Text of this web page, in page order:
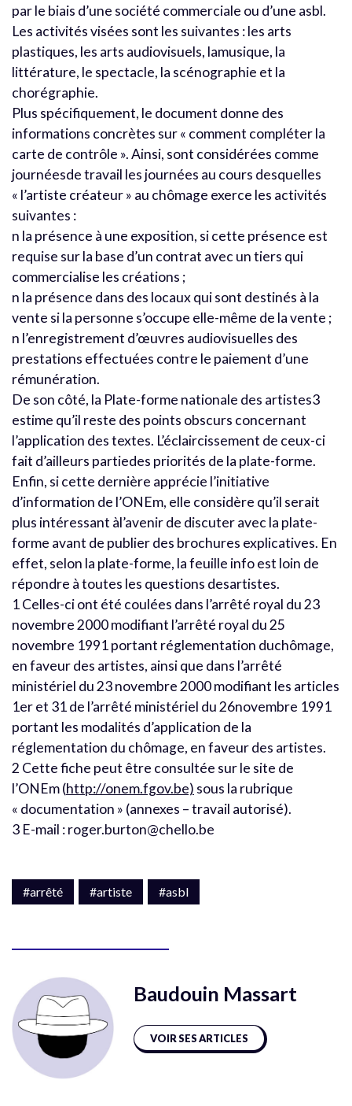
par le biais d’une société commerciale ou d’une asbl.
Les activités visées sont les suivantes : les arts
plastiques, les arts audiovisuels, lamusique, la
littérature, le spectacle, la scénographie et la
chorégraphie.
Plus spécifiquement, le document donne des
informations concrètes sur « comment compléter la
carte de contrôle ». Ainsi, sont considérées comme
journéesde travail les journées au cours desquelles
« l’artiste créateur » au chômage exerce les activités
suivantes :
n la présence à une exposition, si cette présence est
requise sur la base d’un contrat avec un tiers qui
commercialise les créations ;
n la présence dans des locaux qui sont destinés à la
vente si la personne s’occupe elle-même de la vente ;
n l’enregistrement d’œuvres audiovisuelles des
prestations effectuées contre le paiement d’une
rémunération.
De son côté, la Plate-forme nationale des artistes3
estime qu’il reste des points obscurs concernant
l’application des textes. L’éclaircissement de ceux-ci
fait d’ailleurs partiedes priorités de la plate-forme.
Enfin, si cette dernière apprécie l’initiative
d’information de l’ONEm, elle considère qu’il serait
plus intéressant àl’avenir de discuter avec la plate-
forme avant de publier des brochures explicatives. En
effet, selon la plate-forme, la feuille info est loin de
répondre à toutes les questions desartistes.
1 Celles-ci ont été coulées dans l’arrêté royal du 23
novembre 2000 modifiant l’arrêté royal du 25
novembre 1991 portant réglementation duchômage,
en faveur des artistes, ainsi que dans l’arrêté
ministériel du 23 novembre 2000 modifiant les articles
1er et 31 de l’arrêté ministériel du 26novembre 1991
portant les modalités d’application de la
réglementation du chômage, en faveur des artistes.
2 Cette fiche peut être consultée sur le site de
l’ONEm (http://onem.fgov.be) sous la rubrique
« documentation » (annexes – travail autorisé).
3 E-mail : roger.burton@chello.be
#arrêté #artiste #asbl
Baudouin Massart
VOIR SES ARTICLES